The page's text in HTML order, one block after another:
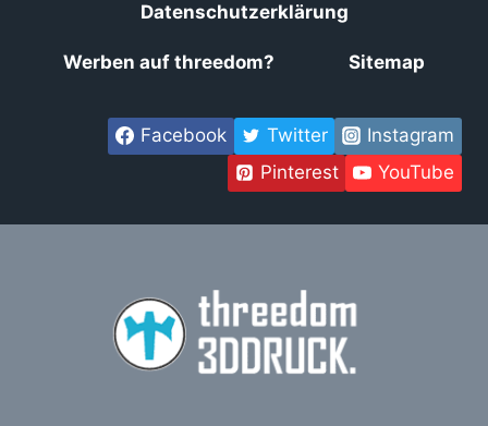
Datenschutzerklärung
Werben auf threedom? Sitemap
Facebook Twitter
Instagram
Pinterest
YouTube